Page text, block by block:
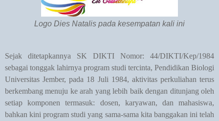
Logo Dies Natalis pada kesempatan kali ini
Sejak ditetapkannya SK DIKTI Nomor: 44/DIKTI/Kep/1984
sebagai tonggak lahirnya program studi tercinta, Pendidikan Biologi
Universitas Jember, pada 18 Juli 1984, aktivitas perkuliahan terus
berkembang menuju ke arah yang lebih baik dengan ditunjang oleh
setiap komponen termasuk: dosen, karyawan, dan mahasiswa,
bahkan kini program studi yang sama-sama kita banggakan ini telah